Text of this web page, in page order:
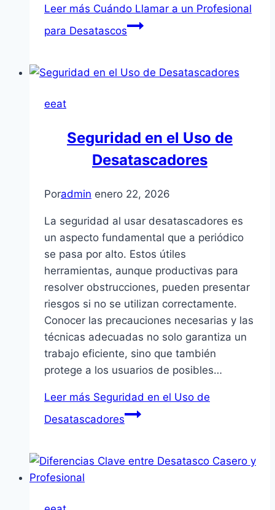
Leer más Cuándo Llamar a un Profesional
para Desatascos
eeat
Seguridad en el Uso de
Desatascadores
Poradmin enero 22, 2026
La seguridad al usar desatascadores es
un aspecto fundamental que a periódico
se pasa por alto. Estos útiles
herramientas, aunque productivas para
resolver obstrucciones, pueden presentar
riesgos si no se utilizan correctamente.
Conocer las precauciones necesarias y las
técnicas adecuadas no solo garantiza un
trabajo eficiente, sino que también
protege a los usuarios de posibles…
Leer más Seguridad en el Uso de
Desatascadores